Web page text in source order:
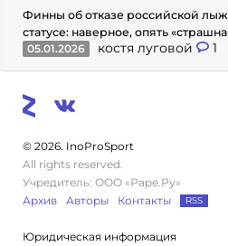
Финны об отказе российской
статусе: наверное, опять
05.01.2026
костя луговой 1
© 2026. InoProSport
All rights reserved.
Учредитель: ООО «Раре.Ру»
Архив
Авторы Контакты RSS
Юридическая информация